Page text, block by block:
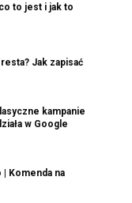
to jest i jak to
Jak zapisać
kampanie
w Google
Komenda na